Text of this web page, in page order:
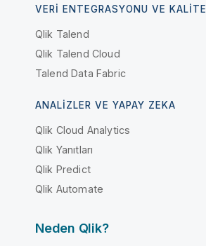
VERI ENTEGRASYONU VE KALITE
Qlik Talend
Qlik Talend Cloud
Talend Data Fabric
ANALIZLER VE YAPAY ZEKA
Qlik Cloud Analytics
Qlik Yanıtları
Qlik Predict
Qlik Automate
Neden Qlik?